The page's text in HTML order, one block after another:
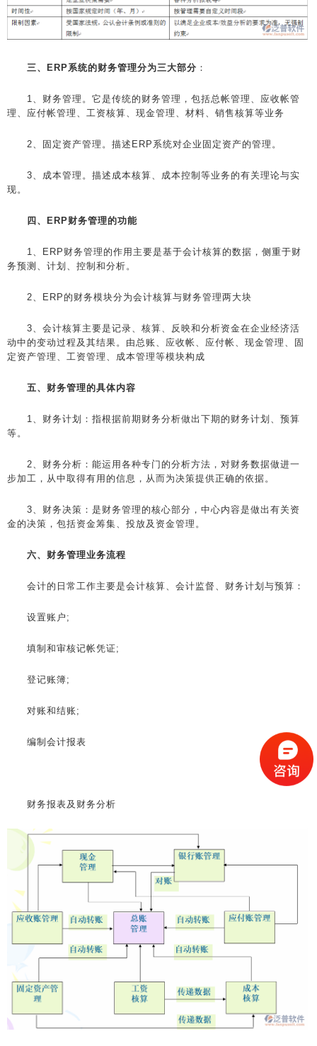
三、ERP系统的财务管理分为三大部分 ：
1、财务管理。它是传统的财务管理，包括总帐管理、应收帐管
理、应付帐管理、工资核算、现金管理、材料、销售核算等业务
2、固定资产管理。描述ERP系统对企业固定资产的管理。
3、成本管理。描述成本核算、成本控制等业务的有关理论与实
现。
四、ERP财务管理的功能
1、ERP财务管理的作用主要是基于会计核算的数据，侧重于财
务预测、计划、控制和分析。
2、ERP的财务模块分为会计核算与财务管理两大块
3、会计核算主要是记录、核算、反映和分析资金在企业经济活
动中的变动过程及其结果。由总账、应收帐、应付帐、现金管理、固
定资产管理、工资管理、成本管理等模块构成
五、财务管理的具体内容
1、财务计划：指根据前期财务分析做出下期的财务计划、预算
等。
2、财务分析：能运用各种专门的分析方法，对财务数据做进一
步加工，从中取得有用的信息，从而为决策提供正确的依据。
3、财务决策：是财务管理的核心部分，中心内容是做出有关资
金的决策，包括资金筹集、投放及资金管理。
六、财务管理业务流程
会计的日常工作主要是会计核算、会计监督、财务计划与预算：
设置账户;
填制和审核记帐凭证;
登记账簿;
对账和结账;
编制会计报表
财务报表及财务分析